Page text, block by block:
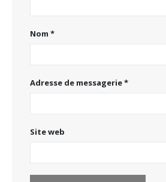
Nom *
Adresse de messagerie*
Site web